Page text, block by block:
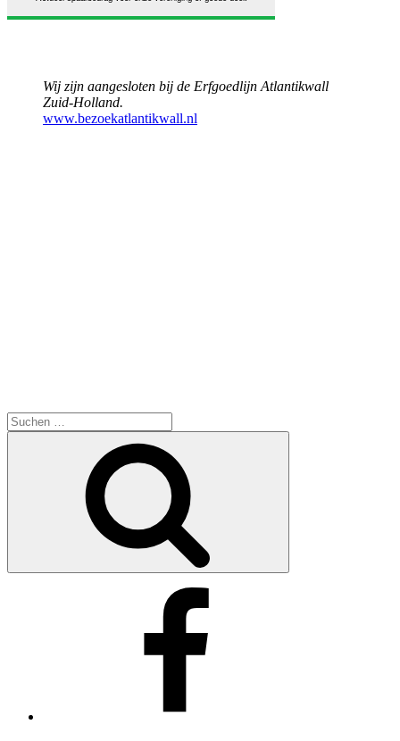
Wij zijn aangesloten bij de Erfgoedlijn Atlantikwall
Zuid-Holland.
www.bezoekatlantikwall.nl
Suche
nach: